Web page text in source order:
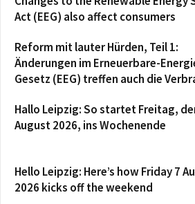
Act (EEG) also affect consumers
Reform mit lauter Hürden, Teil 1:
Änderungen im Erneuerbare-
Gesetz (EEG) treffen auch die
Hallo Leipzig: So startet Freitag,
August 2026, ins Wochenende
Hello Leipzig: Here’s how Friday 7
2026 kicks off the weekend